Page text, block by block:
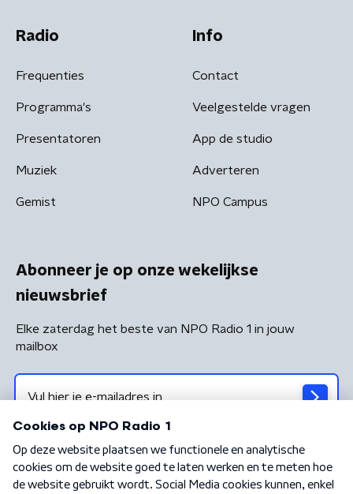
Radio
Frequenties
Programma's
Presentatoren
Muziek
Gemist
Info
Contact
Veelgestelde vragen
App de studio
Adverteren
NPO Campus
Abonneer je op onze wekelijkse
nieuwsbrief
Elke zaterdag het beste van NPO Radio 1 in jouw
mailbox